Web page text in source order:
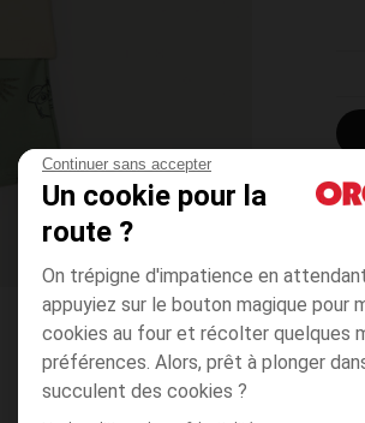
Continuer sans accepter
Un cookie pour la
route ?
On trépigne d'impatience en
appuyiez sur le bouton magique pour
cookies au four et récolter quelques
préférences. Alors, prêt à plonger
succulent des cookies ?